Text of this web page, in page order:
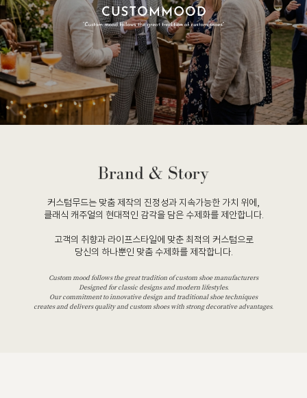
커스텀무드는 맞춤 제작의 진정성과 지속가능한 가치 위에,
클래식 캐주얼의 현대적인 감각을 담은 수제화를 제안합니다.
고객의 취향과 라이프스타일에 맞춘 최적의 커스텀으로
당신의 하나뿐인 맞춤 수제화를 제작합니다.
Custom mood follows the great tradition of custom shoe manufacturers
Designed for classic designs and modern lifestyles.
Our commitment to innovative design and traditional shoe techniques
creates and delivers quality and custom shoes with strong decorative advantages.